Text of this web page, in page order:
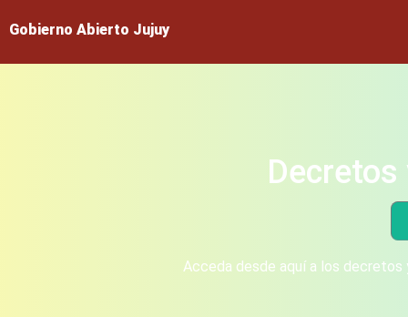
Gobierno Abierto Jujuy
Acceda desde aquí a los